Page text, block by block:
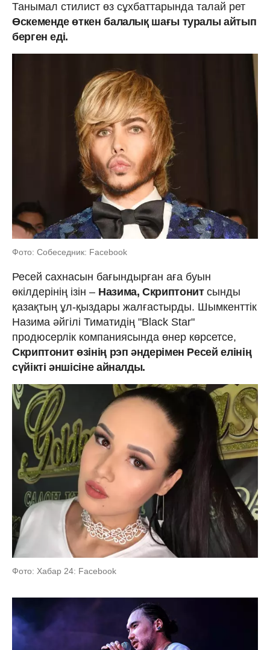
Танымал стилист өз сұхбаттарында талай рет
Өскеменде өткен балалық шағы туралы айтып
берген еді.
Фото: Собеседник: Facebook
Ресей сахнасын бағындырған аға буын
өкілдерінің ізін – Назима, Скриптонитсынды
қазақтың ұл-қыздары жалғастырды. Шымкенттік
Назима әйгілі Тиматидің "Black Star"
продюсерлік компаниясында өнер көрсетсе,
Скриптонит өзінің рэп әндерімен Ресей елінің
сүйікті әншісіне айналды.
Фото: Хабар 24: Facebook